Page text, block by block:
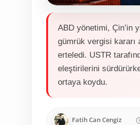
ABD yönetimi, Çin’in
gümrük vergisi kararı
erteledi. USTR
eleştirilerini
ortaya koydu.
Fatih Can Cengiz